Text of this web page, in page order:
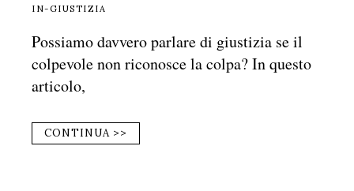
IN-GIUSTIZIA
Possiamo davvero parlare di giustizia se il
colpevole non riconosce la colpa? In questo
articolo,
CONTINUA >>